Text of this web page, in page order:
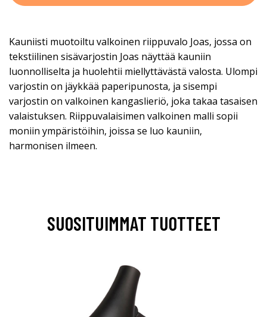
Kauniisti muotoiltu valkoinen riippuvalo Joas, jossa on
tekstiilinen sisävarjostin Joas näyttää kauniin
luonnolliselta ja huolehtii miellyttävästä valosta. Ulompi
varjostin on jäykkää paperipunosta, ja sisempi
varjostin on valkoinen kangaslieriö, joka takaa tasaisen
valaistuksen. Riippuvalaisimen valkoinen malli sopii
moniin ympäristöihin, joissa se luo kauniin,
harmonisen ilmeen.
SUOSITUIMMAT TUOTTEET